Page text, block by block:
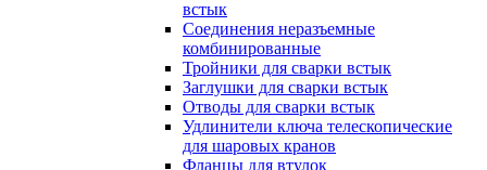
встык
Соединения неразъемные
комбинированные
Тройники для сварки встык
Заглушки для сварки встык
Отводы для сварки встык
Удлинители ключа телескопические
для шаровых кранов
Фланцы для втулок